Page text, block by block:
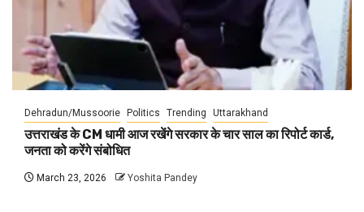
Dehradun/Mussoorie Politics Trending Uttarakhand
उत्तराखंड के CM धामी आज रखेंगे सरकार के चार साल का रिपोर्ट कार्ड,
जनता को करेंगे संबोधित
March 23, 2026 Yoshita Pandey